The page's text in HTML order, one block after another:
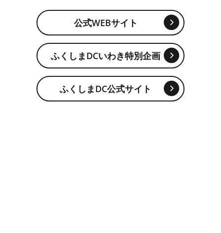
公式WEBサイト
ふくしまDCいわき特別企画
ふくしまDC公式サイト